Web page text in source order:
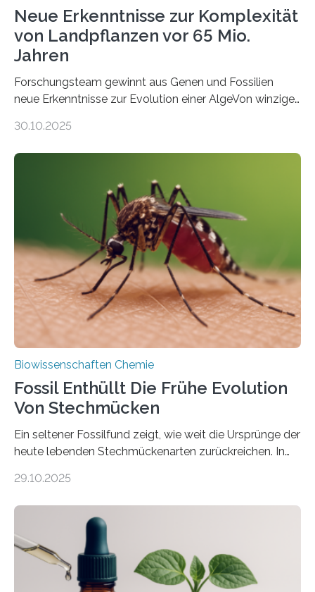
Neue Erkenntnisse zur Komplexität
von Landpflanzen vor 65 Mio.
Jahren
Forschungsteam gewinnt aus Genen und Fossilien
neue Erkenntnisse zur Evolution einer AlgeVon winzigen
Landpflanzen zählen zu den komplexesten
Grünalgen, die vor Hunderten von Millionen Jahren
lebten. Unter den Vorfahren sticht eine Gruppe heraus,
die noch heute in der Natur vorkommt: die
Süßwasseralge Coleochaetophyceae. Einige Arten
dieser Gruppe bilden aus Zellfäden dichte Geflechte
mit scheibenförmiger Gestalt. Was auffällig ist: Die
nächsten…
30.10.2025
Biowissenschaften Chemie
Fossil Enthüllt Die Frühe Evolution
Von Stechmücken
Ein seltener Fossilfund zeigt, wie weit die Ursprünge der
heute lebenden Stechmückenarten zurückreichen. In
Forschende die bisher älteste bekannte Stechmücken-
Region Kachin in Myanmar und hat sich in
ausgezeichnetem Zustand erhalten. Es konnte als neue
Art einer neuen Gattung beschrieben werden und trägt
nun den Namen Cretosabethes primaevus. Dieser erste
fossile Nachweis einer Stechmückenlarve in Bernstein
29.10.2025